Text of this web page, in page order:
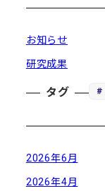
の
ペ
ー
ジ
送
り
お知らせ
研究成果
タグ
2026年6月
2026年4月